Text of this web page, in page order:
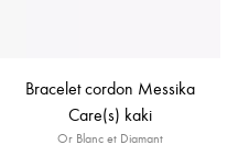
Bracelet cordon Messika
Care(s) kaki
Or Blanc et Diamant